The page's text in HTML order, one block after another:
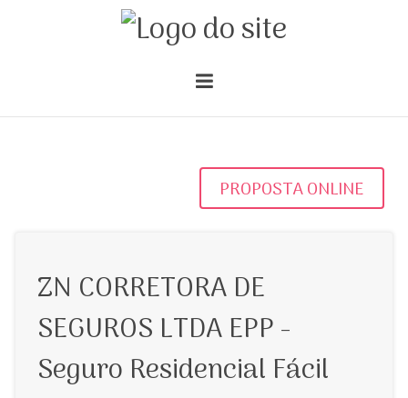
PROPOSTA ONLINE
ZN CORRETORA DE
SEGUROS LTDA EPP -
Seguro Residencial Fácil